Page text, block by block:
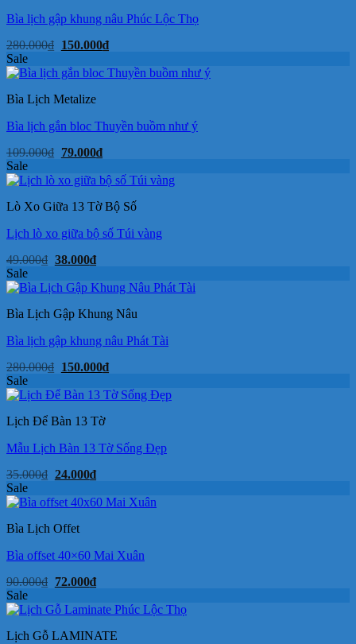
Bìa lịch gập khung nâu Phúc Lộc Thọ
280.000₫ Giá
là:
280.000₫.
150.000₫Giá
tại
là:
Sale
Bìa Lịch Metalize
Bìa lịch gắn bloc Thuyền buồm như ý
109.000₫ Giá
là:
109.000₫.
79.000₫Giá
tại
là:
79.000₫.
Sale
Lò Xo Giữa 13 Tờ Bộ Số
Lịch lò xo giữa bộ số Túi vàng
49.000₫ Giá
là:
49.000₫.
38.000₫Giá
tại
là:
38.000₫.
Sale
Bìa Lịch Gập Khung Nâu
Bìa lịch gập khung nâu Phát Tài
280.000₫ Giá
là:
280.000₫.
150.000₫Giá
tại
là:
Sale
Lịch Để Bàn 13 Tờ
Mẫu Lịch Bàn 13 Tờ Sống Đẹp
35.000₫ Giá
là:
35.000₫.
24.000₫Giá
tại
là:
Sale
Bìa Lịch Offet
Bìa offset 40×60 Mai Xuân
90.000₫ Giá
là:
90.000₫.
72.000₫Giá
tại
là:
72.000₫.
Sale
Lịch Gỗ LAMINATE